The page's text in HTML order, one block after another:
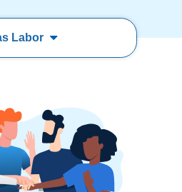
Labor